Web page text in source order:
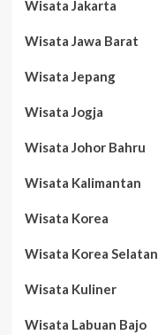
Wisata Jakarta
Wisata Jawa Barat
Wisata Jepang
Wisata Jogja
Wisata Johor Bahru
Wisata Kalimantan
Wisata Korea
Wisata Korea Selatan
Wisata Kuliner
Wisata Labuan Bajo